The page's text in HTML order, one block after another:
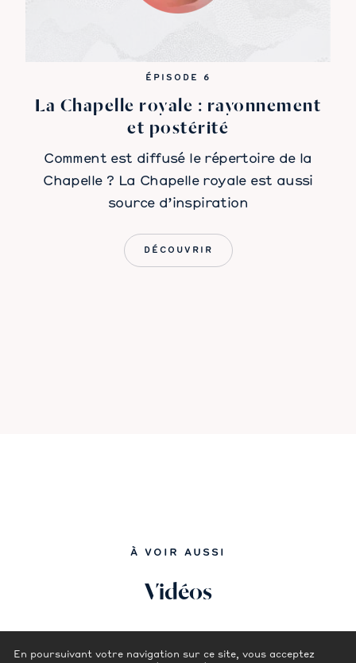
En poursuivant votre navigation sur ce site, vous acceptez
ÉPISODE 6
La Chapelle royale : rayonnement
et postérité
Comment est diffusé le répertoire de la
Chapelle ? La Chapelle royale est aussi
source d’inspiration
DÉCOUVRIR
À VOIR AUSSI
Vidéos